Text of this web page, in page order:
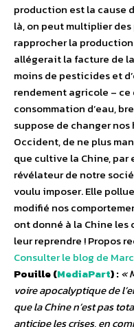
production est la cause
là, on peut multiplier
rapprocher la
allégerait la facture de
moins de pesticides et
rendement agricole –
consommation d’eau,
suppose de changer
Occident, de ne plus
que cultive la Chine, par
révélateur de notre
voulu imposer. Elle
modifié nos
ont donné à la Chine
leur reprendre ! Propos
Consulter le blog de
Pouille (MediaPart) :«
voire apocalyptique de
que la Chine n’est pas
anticipe les crises, en